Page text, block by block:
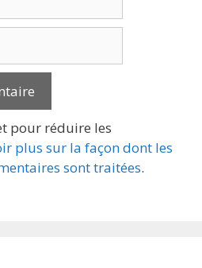
pour réduire les
plus sur la façon dont les
sont traitées.